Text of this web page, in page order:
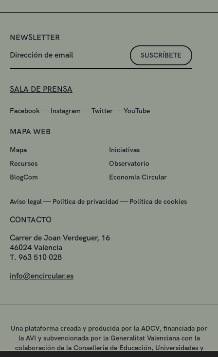
NEWSLETTER
SUSCRÍBETE
SALA DE PRENSA
Facebook — Instagram —Twitter—YouTube
MAPA WEB
Mapa
Iniciativas
Recursos
Observatorio
BlogCom
Economía Circular
Aviso legal — Política de privacidad — Política de cookies
CONTACTO
Carrer de Joan Verdeguer, 16
46024 València
T. 963 510 028
info@encircular.es
Una plataforma creada y producida por la ADCV, financiada por
la AVI y subvencionada por la Generalitat Valenciana con la
colaboración de la Conselleria de Educación, Universidades y